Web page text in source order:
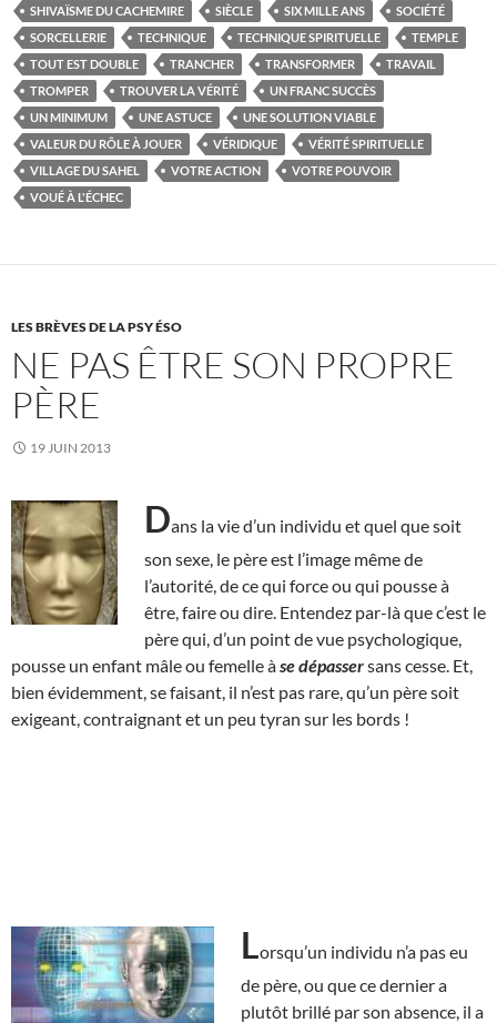
SHIVAÏSME DU CACHEMIRE
SIÈCLE SIX MILLE ANS
SOCIÉTÉ
SORCELLERIE
TECHNIQUE TECHNIQUE SPIRITUELLE
TEMPLE
TOUT EST DOUBLE
TRANCHER TRANSFORMER
TRAVAIL
TROMPER
TROUVER LA VÉRITÉ
UN FRANC SUCCÈS
UN MINIMUM
UNE ASTUCE
UNE SOLUTION VIABLE
VALEUR DU RÔLE À JOUER
VÉRIDIQUE
VÉRITÉ SPIRITUELLE
VILLAGE DU SAHEL
VOTRE ACTION
VOTRE POUVOIR
VOUÉ À L'ÉCHEC
LES BRÈVES DE LA PSY ÉSO
NE PAS ÊTRE SON PROPRE
PÈRE
19 JUIN 2013
Dans la vie d’un individu et quel que soit
son sexe, le père est l’image même de
l’autorité, de ce qui force ou qui pousse à
être, faire ou dire. Entendez par-là que c’est le
père qui, d’un point de vue psychologique,
pousse un enfant mâle ou femelle àse dépassersans cesse. Et,
bien évidemment, se faisant, il n’est pas rare, qu’un père soit
exigeant, contraignant et un peu tyran sur les bords !
Lorsqu’un individu n’a pas eu
de père, ou que ce dernier a
plutôt brillé par son absence, il a